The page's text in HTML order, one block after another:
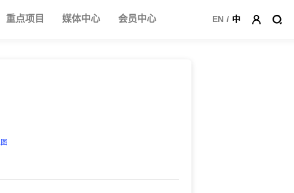
重点项目 媒体中心 会员中心 EN / 中